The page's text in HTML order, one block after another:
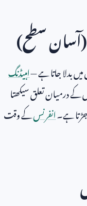
(آسان سطح)
بدلا جاتا ہے —امبیڈنگ
درمیان تعلق سیکھتا
ہے۔انفرنسکے وقت